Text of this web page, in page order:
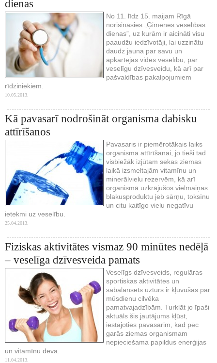
dienas
No 11. līdz 15. maijam Rīgā
norisināsies „Ģimenes veselības
dienas”, uz kurām ir aicināti visu
paaudžu iedzīvotāji, lai uzzinātu
daudz jauna par savu un
apkārtējās vides veselību, par
veselīgu dzīvesveidu, kā arī par
pašvaldības pakalpojumiem
rīdziniekiem.
10.05.2013.
Kā pavasarī nodrošināt organisma dabisku
attīrīšanos
Pavasaris ir piemērotākais laiks
organisma attīrīšanai, jo tieši tad
visbiežāk izjūtam sekas ziemas
laikā izsmeltajām vitamīnu un
minerālvielu rezervēm, kā arī
organismā uzkrājušos vielmaiņas
blakusproduktu jeb sārņu, toksīnu
un citu kaitīgo vielu negatīvu
ietekmi uz veselību.
25.04.2013.
Fiziskas aktivitātes vismaz 90 minūtes nedēļā
– veselīga dzīvesveida pamats
Veselīgs dzīvesveids, regulāras
sportiskas aktivitātes un
sabalansēts uzturs ir kļuvušas par
mūsdienu cilvēka
pamatvajadzībām. Turklāt jo īpaši
aktuāls šis jautājums kļūst,
iestājoties pavasarim, kad pēc
garās ziemas organismam
nepieciešama papildus enerģijas
un vitamīnu deva.
11.04.2013.